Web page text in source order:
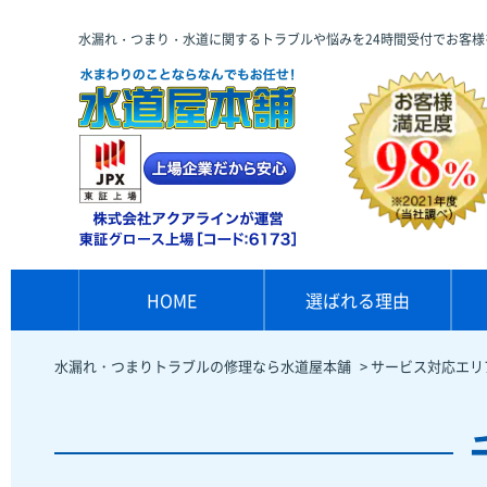
水漏れ・つまり・水道に関するトラブルや悩みを24時間受付でお客
HOME 選ばれる理由
水漏れ・つまりトラブルの修理なら水道屋本舗 >サービス対応エ